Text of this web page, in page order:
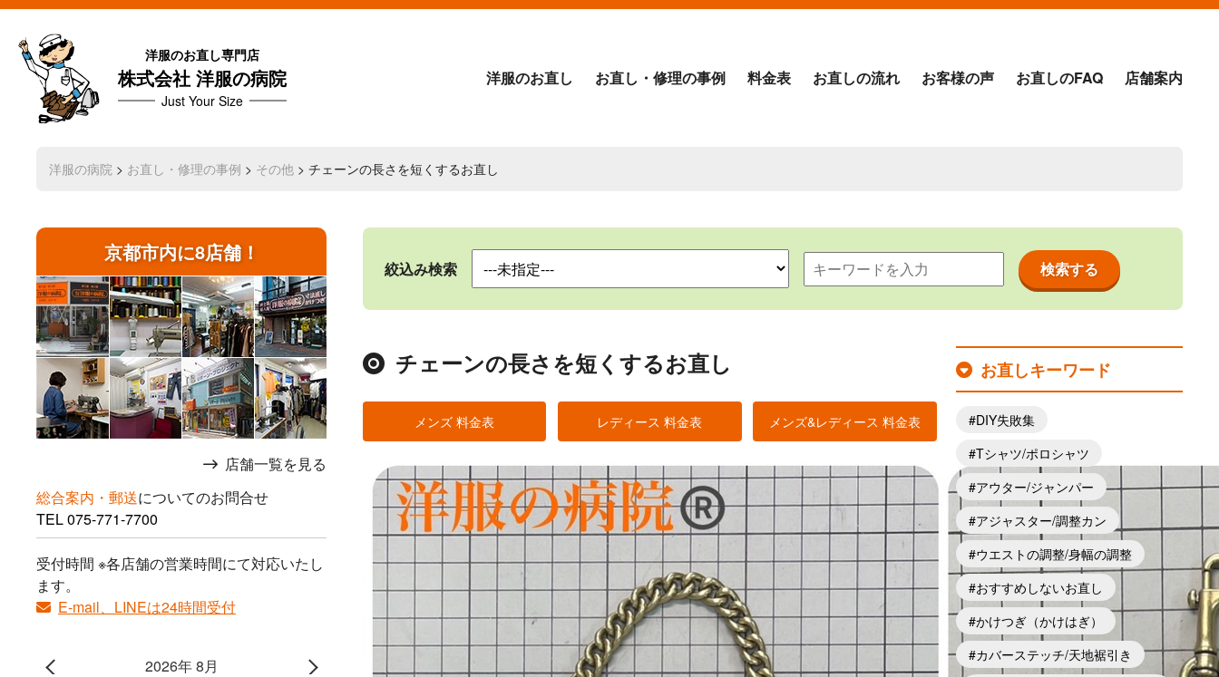
洋服のお直し専門店
株式会社 洋服の病院
Just Your Size
洋服のお直し お直し・修理の事例 料金表 お直しの流れ お客様の声 お直しのFAQ 店舗案内
洋服の病院 > お直し・修理の事例 > その他 > チェーンの長さを短くするお直し
京都市内に8店舗！
店舗一覧を見る
総合案内・郵送についてのお問合せ
TEL075-771-7700
受付時間 ※各店舗の営業時間にて対応いたし
ます。
E-mail、LINEは24時間受付
2026年 8月
絞込み検索
チェーンの長さを短くするお直し
メンズ 料金表 レディース 料金表 メンズ&レディース 料金表
お直しキーワード
DIY失敗集
Tシャツ/ポロシャツ
アウター/ジャンパー
アジャスター/調整カン
ウエストの調整/身幅の調整
おすすめしないお直し
かけつぎ（かけはぎ）
カバーステッチ/天地裾引き